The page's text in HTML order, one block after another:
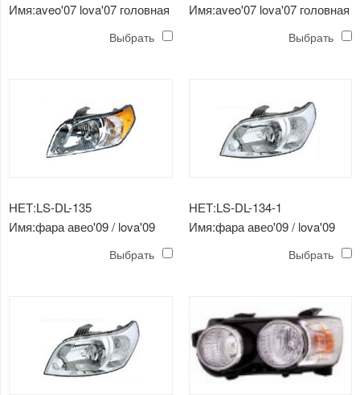
Имя:aveo'07 lova'07 головная
Выбрать
Имя:aveo'07 lova'07 головная
Выбрать
НЕТ:LS-DL-135
Имя:фара авео'09 / lova'09
Выбрать
НЕТ:LS-DL-134-1
Имя:фара авео'09 / lova'09
Выбрать